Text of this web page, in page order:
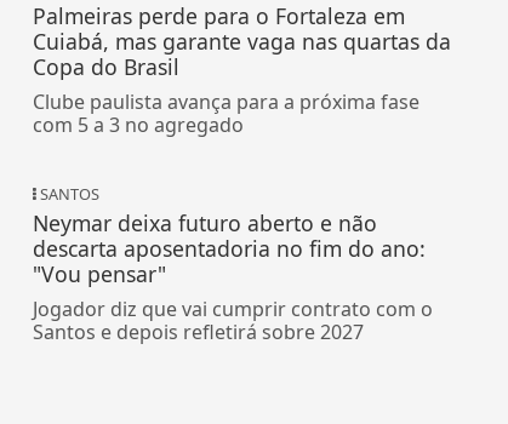
Palmeiras perde para o Fortaleza em
Cuiabá, mas garante vaga nas quartas da
Copa do Brasil
Clube paulista avança para a próxima fase
com 5 a 3 no agregado
SANTOS
Neymar deixa futuro aberto e não
descarta aposentadoria no fim do ano:
"Vou pensar"
Jogador diz que vai cumprir contrato com o
Santos e depois refletirá sobre 2027